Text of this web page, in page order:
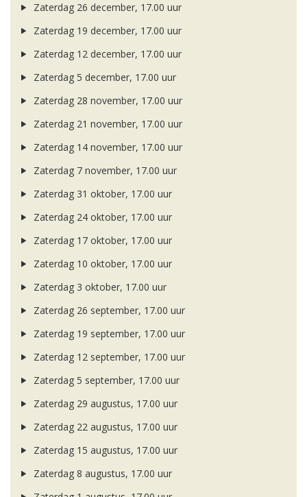
Zaterdag 26 december, 17.00 uur
Zaterdag 19 december, 17.00 uur
Zaterdag 12 december, 17.00 uur
Zaterdag 5 december, 17.00 uur
Zaterdag 28 november, 17.00 uur
Zaterdag 21 november, 17.00 uur
Zaterdag 14 november, 17.00 uur
Zaterdag 7 november, 17.00 uur
Zaterdag 31 oktober, 17.00 uur
Zaterdag 24 oktober, 17.00 uur
Zaterdag 17 oktober, 17.00 uur
Zaterdag 10 oktober, 17.00 uur
Zaterdag 3 oktober, 17.00 uur
Zaterdag 26 september, 17.00 uur
Zaterdag 19 september, 17.00 uur
Zaterdag 12 september, 17.00 uur
Zaterdag 5 september, 17.00 uur
Zaterdag 29 augustus, 17.00 uur
Zaterdag 22 augustus, 17.00 uur
Zaterdag 15 augustus, 17.00 uur
Zaterdag 8 augustus, 17.00 uur